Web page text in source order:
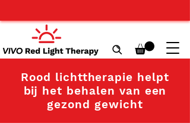
Rood lichttherapie helpt
bij het behalen van een
gezond gewicht